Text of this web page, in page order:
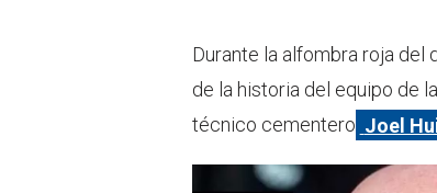
s
p
p
Durante la alfombra roja del
de la historia del equipo de
técnico cementero Joel